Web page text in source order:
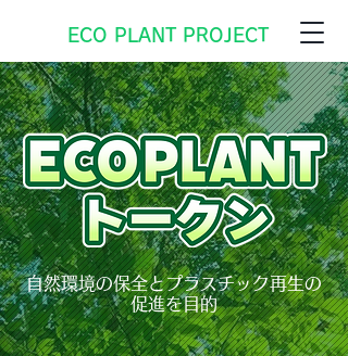
ECO PLANT PROJECT
自然環境の保全とプラスチック再生の
促進を目的